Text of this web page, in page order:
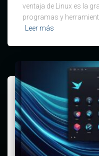
ventaja de Linux es la
programas y
Leer más